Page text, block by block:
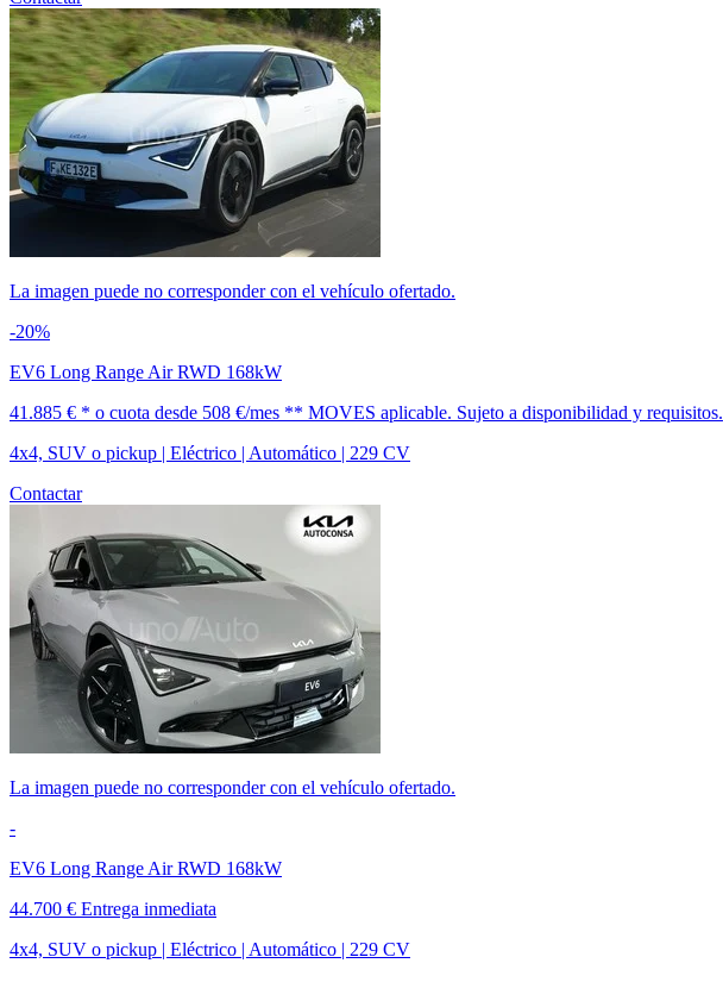
La imagen puede no corresponder con el vehículo ofertado.
-20%
EV6 Long Range Air RWD 168kW
41.885 € * o cuota desde 508 €/mes ** MOVES aplicable. Sujeto a disponibilidad y requisitos.
4x4, SUV o pickup | Eléctrico | Automático | 229 CV
Contactar
La imagen puede no corresponder con el vehículo ofertado.
-
EV6 Long Range Air RWD 168kW
44.700 € Entrega inmediata
4x4, SUV o pickup | Eléctrico | Automático | 229 CV